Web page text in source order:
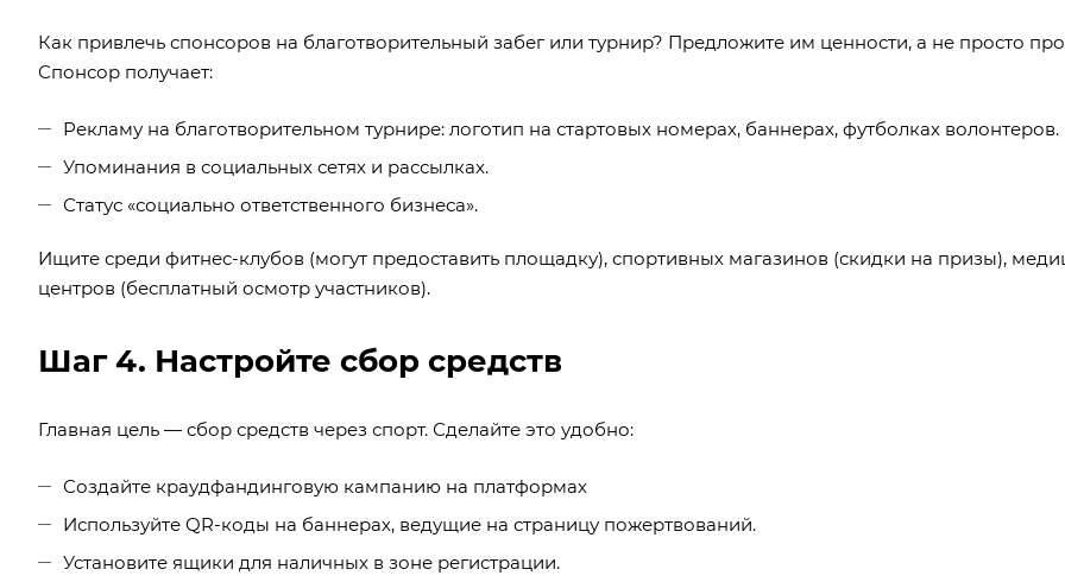
Как привлечь спонсоров на благотворительный забег или турнир? Предложите им ценности, а не просто
Спонсор получает:
Рекламу на благотворительном турнире: логотип на стартовых номерах, баннерах, футболках волонтеров.
Упоминания в социальных сетях и рассылках.
Статус «социально ответственного бизнеса».
Ищите среди фитнес-клубов (могут предоставить площадку), спортивных магазинов (скидки на призы),
центров (бесплатный осмотр участников).
Шаг 4. Настройте сбор средств
Главная цель — сбор средств через спорт. Сделайте это удобно:
Создайте краудфандинговую кампанию на платформах
Используйте QR-коды на баннерах, ведущие на страницу пожертвований.
Установите ящики для наличных в зоне регистрации.